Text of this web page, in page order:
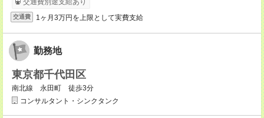
交通費別途支給あり
交通費 1ヶ月3万円を上限として実費支給
勤務地
東京都千代田区
南北線 永田町 徒歩3分
コンサルタント・シンクタンク